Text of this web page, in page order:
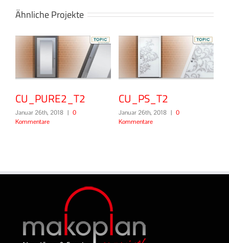
Ähnliche Projekte
CU_PURE2_T2
Januar 26th, 2018 | 0
Kommentare
CU_PS_T2
Januar 26th, 2018 | 0
Kommentare